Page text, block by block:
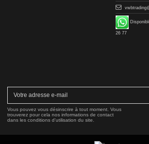
26 77
Vous pouvez vous désinscrire à tout moment. Vous
trouverez pour cela nos informations de contact
dans les conditions d'utilisation du site.